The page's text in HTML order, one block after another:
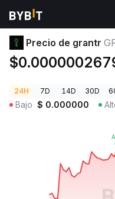
Precios de Criptomonedas
Precio de grantr
24H 7D 14D 30D
Bajo $ 0.000000